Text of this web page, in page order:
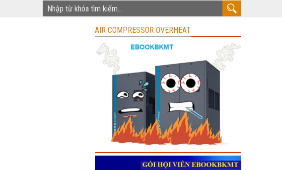
AIR COMPRESSOR OVERHEAT